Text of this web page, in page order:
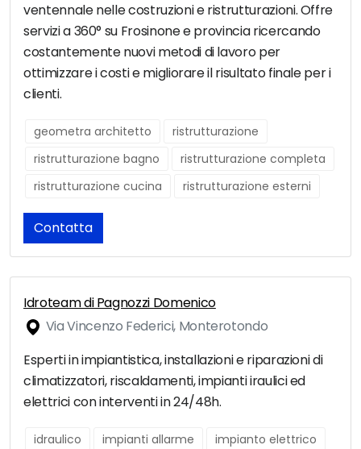
ventennale nelle costruzioni e ristrutturazioni. Offre
servizi a 360° su Frosinone e provincia ricercando
costantemente nuovi metodi di lavoro per
ottimizzare i costi e migliorare il risultato finale per i
clienti.
geometra architetto
ristrutturazione
ristrutturazione bagno
ristrutturazione completa
ristrutturazione cucina
ristrutturazione esterni
Contatta
Idroteam di Pagnozzi Domenico
Via Vincenzo Federici, Monterotondo
Esperti in impiantistica, installazioni e riparazioni di
climatizzatori, riscaldamenti, impianti iraulici ed
elettrici con interventi in 24/48h.
idraulico impianti allarme
impianto elettrico